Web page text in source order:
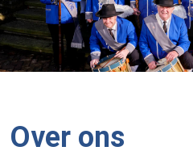
Over ons